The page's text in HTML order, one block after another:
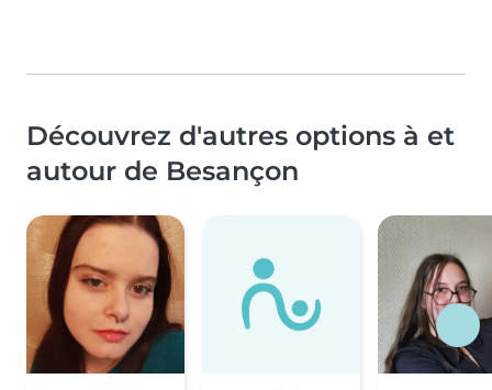
Découvrez d'autres options à et
autour de Besançon